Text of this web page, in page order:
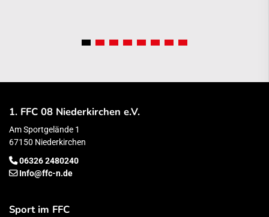
1. FFC 08 Niederkirchen e.V.
Am Sportgelände 1
67150 Niederkirchen
06326 2480240
Info@ffc-n.de
Sport im FFC